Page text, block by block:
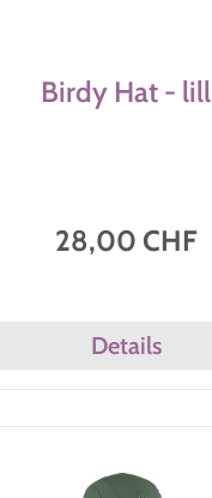
Birdy Hat - lill
28,00 CHF
Details